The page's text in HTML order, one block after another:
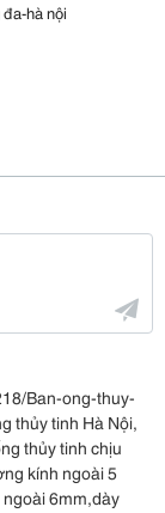
hà nội
Ban-ong-thuy-
thủy tinh Hà Nội,
thủy tinh chịu
kính ngoài 5
6mm,dày